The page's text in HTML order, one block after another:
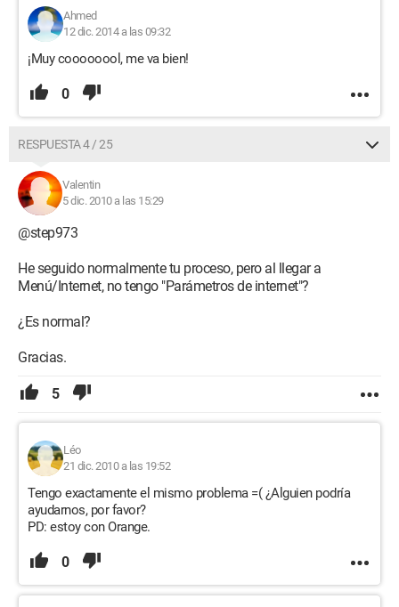
Ahmed
12 dic. 2014 a las 09:32
¡Muy coooooool, me va bien!
0
RESPUESTA 4 / 25
Valentin
5 dic. 2010 a las 15:29
@step973
He seguido normalmente tu proceso, pero al llegar a
Menú/Internet, no tengo "Parámetros de internet"?
¿Es normal?
Gracias.
5
Léo
21 dic. 2010 a las 19:52
Tengo exactamente el mismo problema =( ¿Alguien podría
ayudarnos, por favor?
PD: estoy con Orange.
0